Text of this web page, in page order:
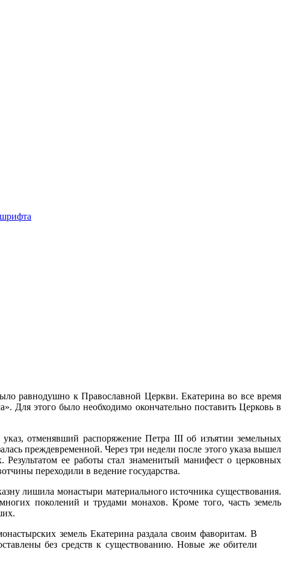
равнодушно к Православной Церкви. Екатерина во все время
Для этого было необходимо окончательно поставить Церковь в
отменявший распоряжение Петра III об изъятии земельных
преждевременной. Через три недели после этого указа вышел
ее работы стал знаменитый манифест о церковных
переходили в ведение государства.
лишила монастыри материального источника существования.
поколений и трудами монахов. Кроме того, часть земель
земель Екатерина раздала своим фаворитам. В
без средств к существованию. Новые же обители